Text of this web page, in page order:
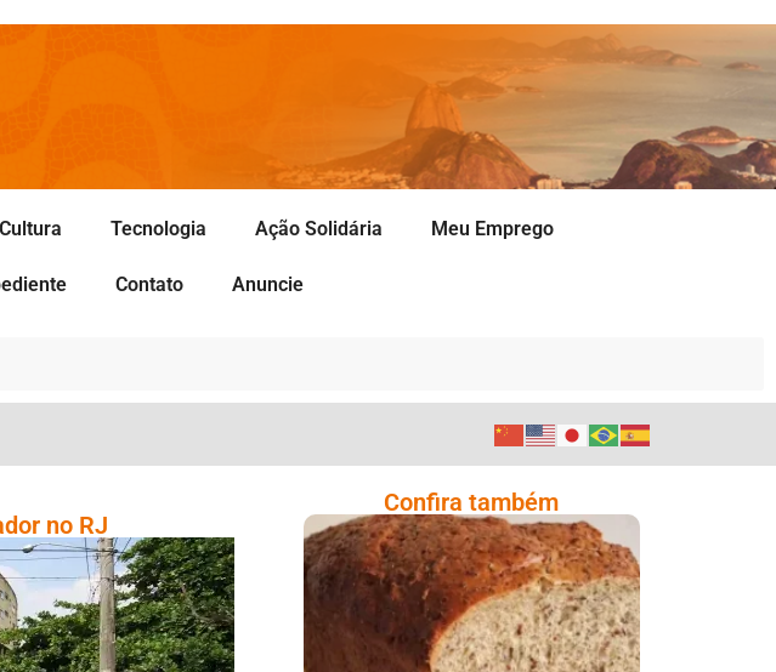
Cultura Tecnologia Ação Solidária Meu Emprego
Contato Anuncie
no RJ
Confira também
Comer Bem: Pão Low
Carb